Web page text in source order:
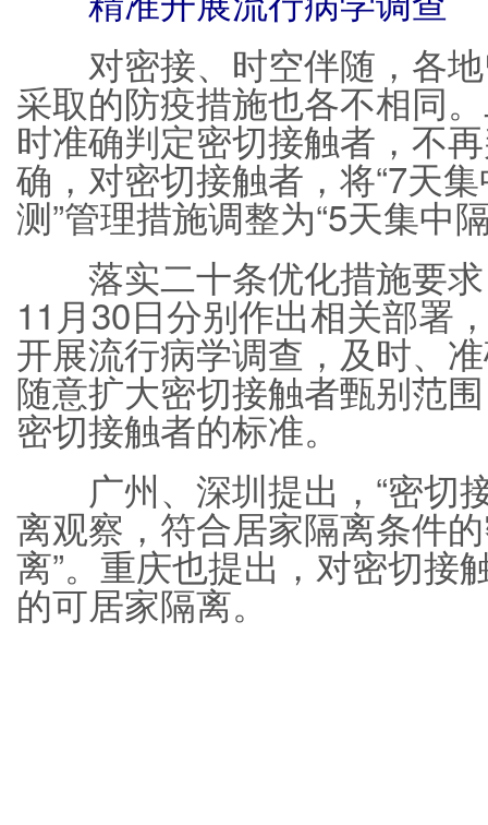
对密接、时空伴随，各地
采取的防疫措施也各不相同
时准确判定密切接触者，不
确，对密切接触者，将“7天
测”管理措施调整为“5天集中
落实二十条优化措施要求
11月30日分别作出相关部署
开展流行病学调查，及时、
随意扩大密切接触者甄别范
密切接触者的标准。
广州、深圳提出，“密切
离观察，符合居家隔离条件
离”。重庆也提出，对密切接
的可居家隔离。